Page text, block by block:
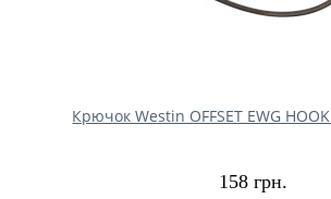
Крючок Westin OFFSET EWG
158 грн.